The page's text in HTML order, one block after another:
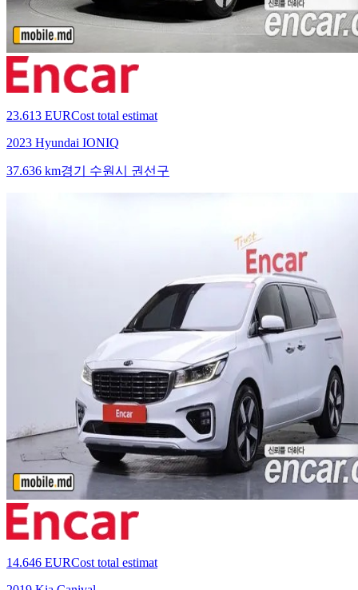
23.613 EURCost total estimat
2023 Hyundai IONIQ
37.636 km경기 수원시 권선구
14.646 EURCost total estimat